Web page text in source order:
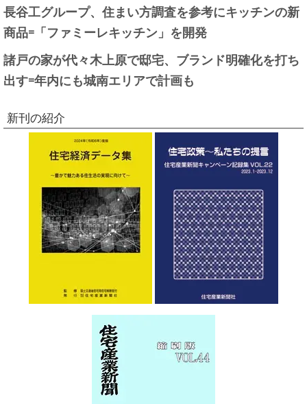
長谷工グループ、住まい方調査を参考にキッチンの新
商品=「ファミーレキッチン」を開発
諸戸の家が代々木上原で邸宅、ブランド明確化を打ち
出す=年内にも城南エリアで計画も
新刊の紹介